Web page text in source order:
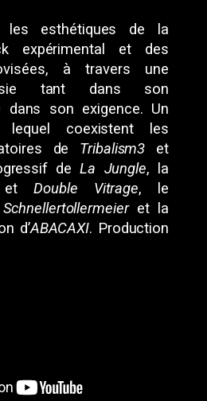
les esthétiques de la
expérimental et des
à travers une
tant dans son
dans son exigence. Un
lequel coexistent les
de Tribalism3 et
deLa Jungle, la
Double Vitrage, le
Schnellertollermeieret la
d’ABACAXI. Production